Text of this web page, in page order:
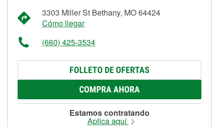
3303 Miller St Bethany, MO 64424
Cómo llegar
(660) 425-3534
FOLLETO DE OFERTAS
COMPRA AHORA
Estamos contratando
Aplica aquí